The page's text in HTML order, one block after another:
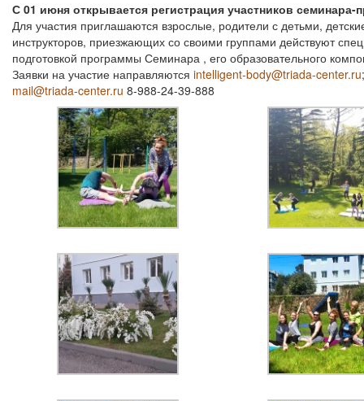
С 01 июня открывается регистрация участников семинара-
Для участия приглашаются взрослые, родители с детьми,
инструкторов, приезжающих со своими группами действуют
подготовкой программы Семинара , его образовательного
Заявки на участие направляются intelligent-body@triada-center.ru
mail@triada-center.ru 8-988-24-39-888